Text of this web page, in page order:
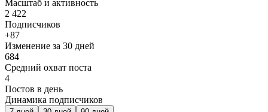
Масштаб и активность
2 422
Подписчиков
+87
Изменение за 30 дней
684
Средний охват поста
4
Постов в день
Динамика подписчиков